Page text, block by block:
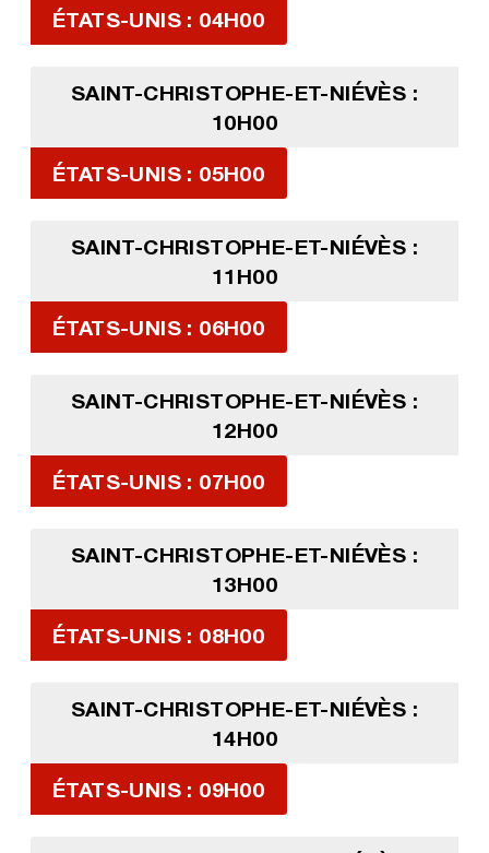
ÉTATS-UNIS : 04H00
SAINT-CHRISTOPHE-ET-NIÉVÈS :
10H00
ÉTATS-UNIS : 05H00
SAINT-CHRISTOPHE-ET-NIÉVÈS :
11H00
ÉTATS-UNIS : 06H00
SAINT-CHRISTOPHE-ET-NIÉVÈS :
12H00
ÉTATS-UNIS : 07H00
SAINT-CHRISTOPHE-ET-NIÉVÈS :
13H00
ÉTATS-UNIS : 08H00
SAINT-CHRISTOPHE-ET-NIÉVÈS :
14H00
ÉTATS-UNIS : 09H00